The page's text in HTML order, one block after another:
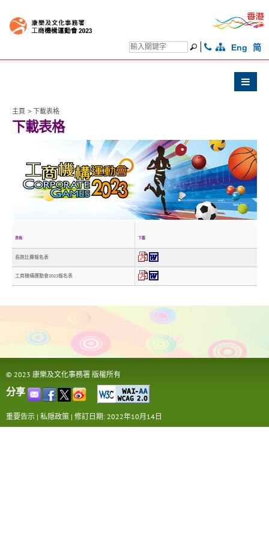
Eng 简
主頁 > 下載表格
下載表格
表格 下載
長跑比賽報名表
工商機構運動會2023報名表
© 2023 康樂及文化事務署 版權所有
分享
重要告示 | 私隠政策 | 修訂日期: 2022年10月14日